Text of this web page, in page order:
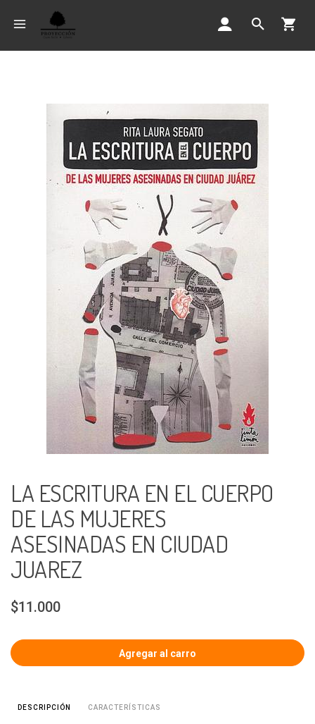
LA ESCRITURA EN EL CUERPO
DE LAS MUJERES
ASESINADAS EN CIUDAD
JUAREZ
$11.000
DESCRIPCIÓN CARACTERÍSTICAS